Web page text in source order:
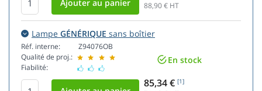
88,90€ HT
Lampe GÉNÉRIQUE sans boîtier
Réf. interne:
Qualité de proj.:
Fiabilité:
Z94076OB
En stock
85,34 € [1]